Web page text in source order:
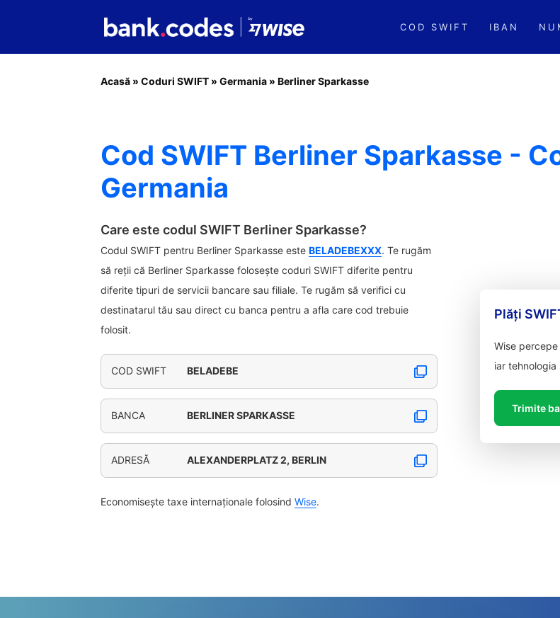
COD SWIFT IBAN
Acasă » Coduri SWIFT » Germania » Berliner Sparkasse
Cod SWIFT Berliner Sparkasse -
Germania
Care este codul SWIFT Berliner Sparkasse?
Codul SWIFT pentru Berliner Sparkasse este BELADEBEXXX. Te rugăm
să reții că Berliner Sparkasse folosește coduri SWIFT diferite pentru
diferite tipuri de servicii bancare sau filiale. Te rugăm să verifici cu
destinatarul tău sau direct cu banca pentru a afla care cod trebuie
folosit.
COD SWIFT BELADEBE
BANCA BERLINER SPARKASSE
ADRESĂ ALEXANDERPLATZ 2, BERLIN
Economisește taxe internaționale folosind Wise.
Plăți
Wise
iar
Trimite